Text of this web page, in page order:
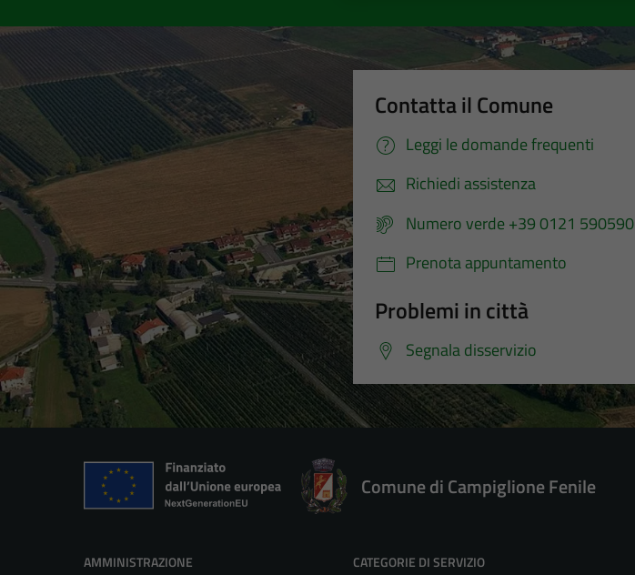
Contatta il Comune
Leggi le domande frequenti
Richiedi assistenza
Numero verde +39 0121 590590
Prenota appuntamento
Problemi in città
Segnala disservizio
Comune di Campiglione Fenile
AMMINISTRAZIONE CATEGORIE DI SERVIZIO